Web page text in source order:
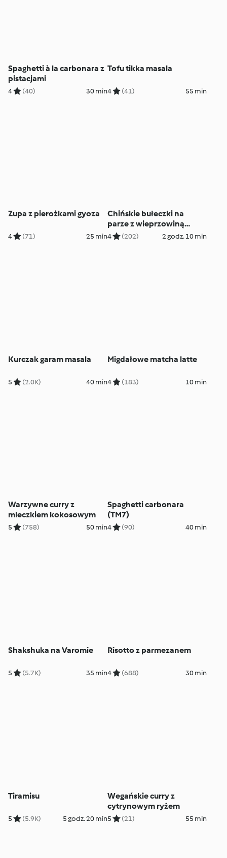
Spaghetti à la carbonara z
pistacjami
4 (40) 30 min
Tofu tikka masala
4 (41) 55 min
Zupa z pierożkami gyoza
4 (71) 25 min
Chińskie bułeczki na
parze z wieprzowiną
(Baozi)
4 (202) 2 godz. 10 min
Kurczak garam masala
5 (2.0K) 40 min
Migdałowe matcha latte
4 (183) 10 min
Warzywne curry z
mleczkiem kokosowym
5 (758) 50 min
Spaghetti carbonara
(TM7)
4 (90) 40 min
Shakshuka na Varomie
5 (5.7K) 35 min
Risotto z parmezanem
4 (688) 30 min
Tiramisu
5 (5.9K) 5 godz. 20 min
Wegańskie curry z
cytrynowym ryżem
5 (21) 55 min